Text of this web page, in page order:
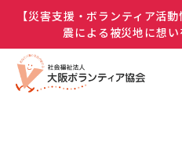
【災害支援・ボランティア活
震による被災地に想